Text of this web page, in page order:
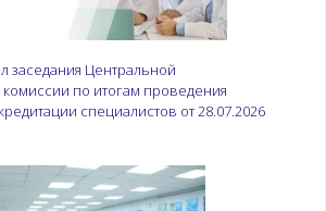
заседания Центральной
по итогам проведения
специалистов от 28.07.2026